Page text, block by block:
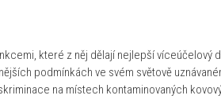
které z něj dělají nejlepší víceúčelový
podmínkách ve svém světově
na místech kontaminovaných